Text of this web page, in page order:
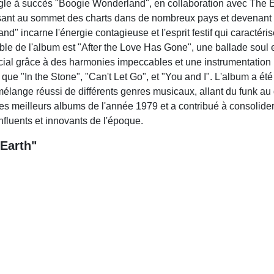
à succès "Boogie Wonderland", en collaboration avec The
au sommet des charts dans de nombreux pays et
incarne l'énergie contagieuse et l'esprit festif qui
de l'album est "After the Love Has Gone", une ballade soul
grâce à des harmonies impeccables et une instrumentation
"In the Stone", "Can't Let Go", et "You and I". L'album a
réussi de différents genres musicaux, allant du funk
meilleurs albums de l'année 1979 et a contribué à
et innovants de l'époque.